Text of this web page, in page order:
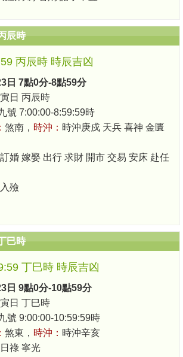
辰時
丙辰時 時辰吉凶
日 7點0分-8點59分
日 丙辰時
號 7:00:00-8:59:59時
煞南， 時沖： 時沖庚戍 天兵 喜神 金匱
婚 嫁娶 出行 求財 開市 交易 安床 赴任
殮
巳時
丁巳時 時辰吉凶
日 9點0分-10點59分
日 丁巳時
號 9:00:00-10:59:59時
煞東， 時沖： 時沖辛亥
祿 寧光